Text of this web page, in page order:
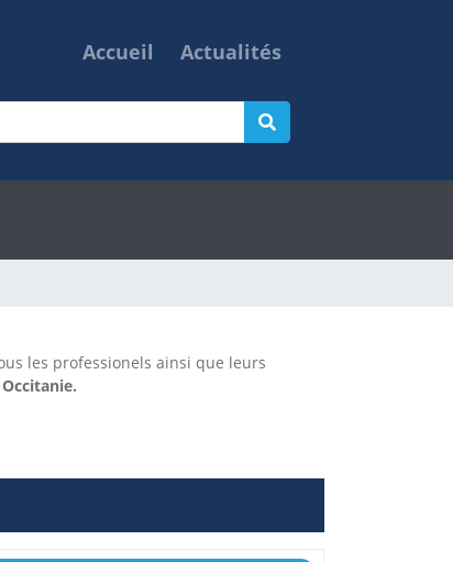
Accueil Actualités
les professionels ainsi que leurs